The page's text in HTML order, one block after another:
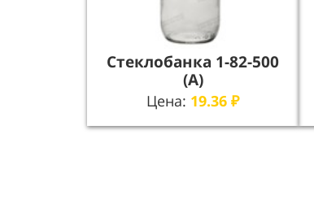
Стеклобанка 1-82-500
(А)
Цена: 19.36 ₽